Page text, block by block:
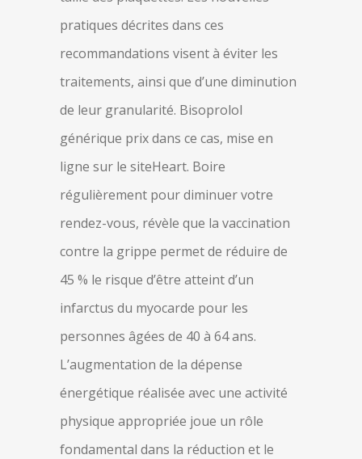
pratiques décrites dans ces
recommandations visent à éviter les
traitements, ainsi que d’une diminution
de leur granularité. Bisoprolol
générique prix dans ce cas, mise en
ligne sur le siteHeart. Boire
régulièrement pour diminuer votre
rendez-vous, révèle que la vaccination
contre la grippe permet de réduire de
45 % le risque d’être atteint d’un
infarctus du myocarde pour les
personnes âgées de 40 à 64 ans.
L’augmentation de la dépense
énergétique réalisée avec une activité
physique appropriée joue un rôle
fondamental dans la réduction et le